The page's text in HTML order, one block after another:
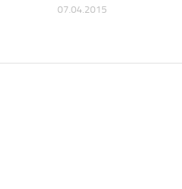
07.04.2015